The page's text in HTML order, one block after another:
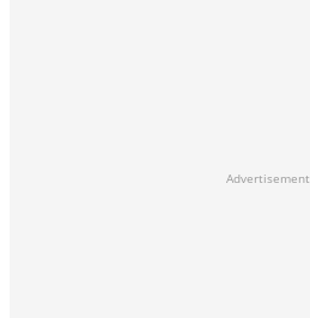
Advertisement